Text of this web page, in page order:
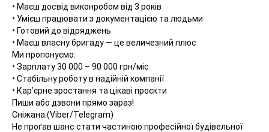
• Маєш досвід виконробом від 3 років
• Умієш працювати з документацією та людьми
• Готовий до відряджень
• Маєш власну бригаду — це величезний плюс
Ми пропонуємо:
• Зарплату 30 000 – 90 000 грн/міс
• Стабільну роботу в надійній компанії
• Кар’єрне зростання та цікаві проєкти
Пиши або дзвони прямо зараз!
Сніжана:(Viber/Telegram)
Не проґав шанс стати частиною професійної будівельної